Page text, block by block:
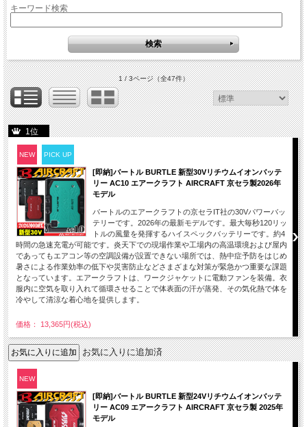
キーワード検索
1 / 3ページ（全47件）
1位
NEW PICK UP
[即納]バートル BURTLE 新型30Vリチウムイオンバッテ
リー AC10 エアークラフト AIRCRAFT 京セラ製2026年
モデル
バートルのエアークラフトの京セラIT社の30Vパワーバッ
テリーです。2026年の最新モデルです。最大毎秒120リッ
トルの風量を発揮するハイスペックバッテリーです。約4
時間の急速充電が可能です。炎天下での現場作業や工場内の高温環境および屋内
であってもエアコン等の空調設備が設置できない場所では、熱中症予防をはじめ
暑さによる作業効率の低下や災害防止などさまざまな対策が緊急かつ重要な課題
となっています。エアークラフトは、ワークジャケットに電動ファンを装備。衣
服内に空気を取り入れて循環させることで体表面の汗が蒸発、その気化熱で体を
冷やして清涼な着心地を提供します。
価格： 13,365円(税込)
お気に入りに追加済
NEW
[即納]バートル BURTLE 新型24Vリチウムイオンバッテ
リー AC09 エアークラフト AIRCRAFT 京セラ製 2025年
モデル